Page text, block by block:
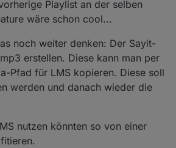
Playlist an der selben
wäre schon cool...
noch weiter denken: Der Sayit-
erstellen. Diese kann man per
Pfad für LMS kopieren. Diese soll
werden und danach wieder die
nutzen könnten so von einer